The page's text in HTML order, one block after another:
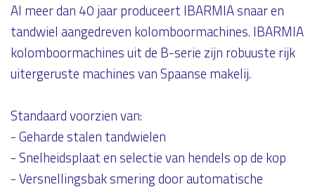
Al meer dan 40 jaar produceert IBARMIA snaar en
tandwiel aangedreven kolomboormachines. IBARMIA
kolomboormachines uit de B-serie zijn robuuste rijk
uitergeruste machines van Spaanse makelij.
Standaard voorzien van:
- Geharde stalen tandwielen
- Snelheidsplaat en selectie van hendels op de kop
- Versnellingsbak smering door automatische